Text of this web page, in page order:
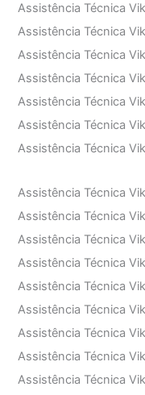
Assistência Técnica
Assistência Técnica
Assistência Técnica
Assistência Técnica
Assistência Técnica
Assistência Técnica
Assistência Técnica
Assistência Técnica
Assistência Técnica
Assistência Técnica
Assistência Técnica
Assistência Técnica
Assistência Técnica
Assistência Técnica
Assistência Técnica
Assistência Técnica